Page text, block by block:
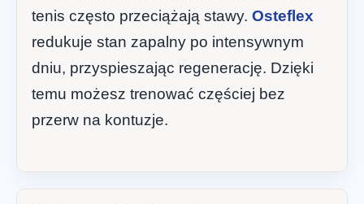
tenis często przeciążają stawy. Osteflex
redukuje stan zapalny po intensywnym
dniu, przyspieszając regenerację. Dzięki
temu możesz trenować częściej bez
przerw na kontuzje.